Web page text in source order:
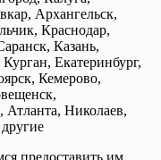
Архангельск,
Краснодар,
Казань,
Екатеринбург,
Кемерово,
Атланта, Николаев,
предоставить им